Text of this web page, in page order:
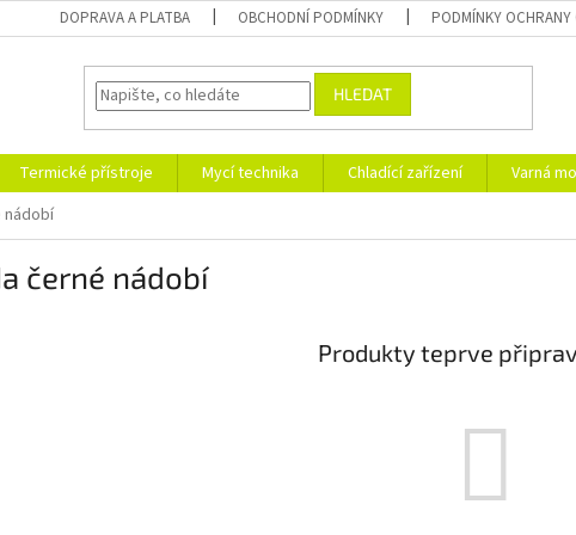
DOPRAVA A PLATBA OBCHODNÍ PODMÍNKY PODMÍNKY OCHRANY
HLEDAT
Termické přístroje Mycí technika Chladící zařízení Varná
nádobí
černé nádobí
Produkty teprve